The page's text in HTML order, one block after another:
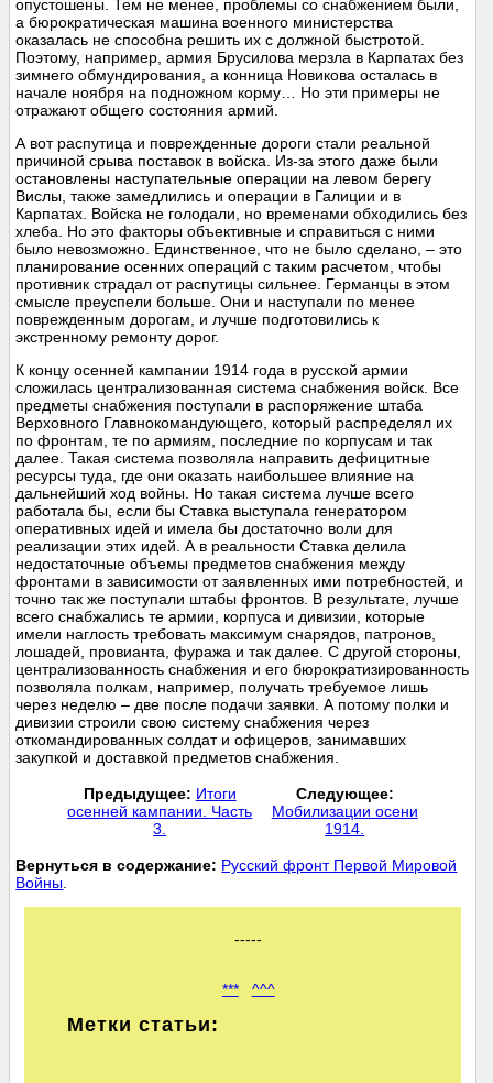
опустошены. Тем не менее, проблемы со снабжением были,
а бюрократическая машина военного министерства
оказалась не способна решить их с должной быстротой.
Поэтому, например, армия Брусилова мерзла в Карпатах без
зимнего обмундирования, а конница Новикова осталась в
начале ноября на подножном корму… Но эти примеры не
отражают общего состояния армий.
А вот распутица и поврежденные дороги стали реальной
причиной срыва поставок в войска. Из-за этого даже были
остановлены наступательные операции на левом берегу
Вислы, также замедлились и операции в Галиции и в
Карпатах. Войска не голодали, но временами обходились без
хлеба. Но это факторы объективные и справиться с ними
было невозможно. Единственное, что не было сделано, – это
планирование осенних операций с таким расчетом, чтобы
противник страдал от распутицы сильнее. Германцы в этом
смысле преуспели больше. Они и наступали по менее
поврежденным дорогам, и лучше подготовились к
экстренному ремонту дорог.
К концу осенней кампании 1914 года в русской армии
сложилась централизованная система снабжения войск. Все
предметы снабжения поступали в распоряжение штаба
Верховного Главнокомандующего, который распределял их
по фронтам, те по армиям, последние по корпусам и так
далее. Такая система позволяла направить дефицитные
ресурсы туда, где они оказать наибольшее влияние на
дальнейший ход войны. Но такая система лучше всего
работала бы, если бы Ставка выступала генератором
оперативных идей и имела бы достаточно воли для
реализации этих идей. А в реальности Ставка делила
недостаточные объемы предметов снабжения между
фронтами в зависимости от заявленных ими потребностей, и
точно так же поступали штабы фронтов. В результате, лучше
всего снабжались те армии, корпуса и дивизии, которые
имели наглость требовать максимум снарядов, патронов,
лошадей, провианта, фуража и так далее. С другой стороны,
централизованность снабжения и его бюрократизированность
позволяла полкам, например, получать требуемое лишь
через неделю – две после подачи заявки. А потому полки и
дивизии строили свою систему снабжения через
откомандированных солдат и офицеров, занимавших
закупкой и доставкой предметов снабжения.
Предыдущее: Итоги
осенней кампании. Часть
3.
Следующее:
Мобилизации осени
1914.
Вернуться в содержание: Русский фронт Первой Мировой
Войны
-----
*** ^^^
Метки статьи: